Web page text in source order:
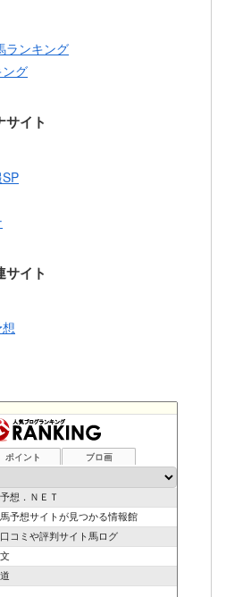
ランキング
グ
サイト
サイト
ポイント ブロ画
想．ＮＥＴ
予想サイトが見つかる情報館
コミや評判サイト馬ログ